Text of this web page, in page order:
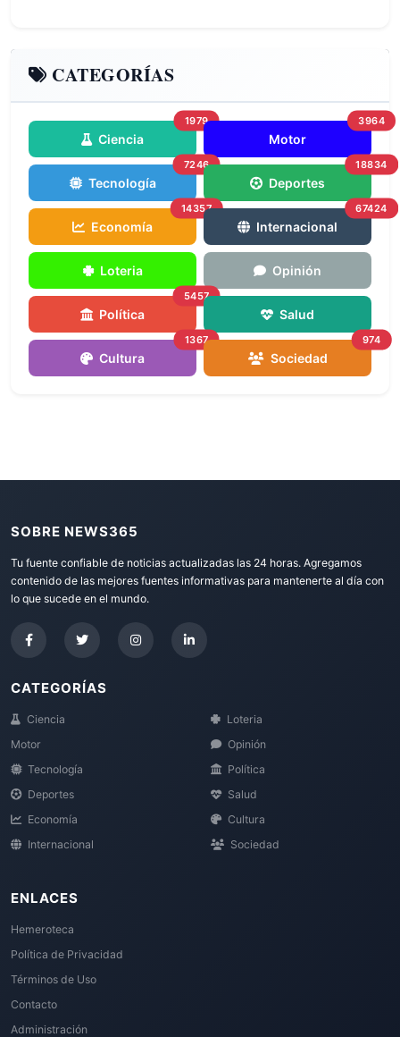
CATEGORÍAS
Ciencia
1979
Motor
3964
Tecnología
7246
Deportes
18834
Economía
14357
Internacional
67424
Loteria Opinión
Política
5457
Salud
Cultura
1367
Sociedad
974
SOBRE NEWS365
Tu fuente confiable de noticias actualizadas las 24 horas. Agregamos
contenido de las mejores fuentes informativas para mantenerte al día con
lo que sucede en el mundo.
CATEGORÍAS
Ciencia
Motor
Tecnología
Deportes
Economía
Internacional
Loteria
Opinión
Política
Salud
Cultura
Sociedad
ENLACES
Hemeroteca
Política de Privacidad
Términos de Uso
Contacto
Administración